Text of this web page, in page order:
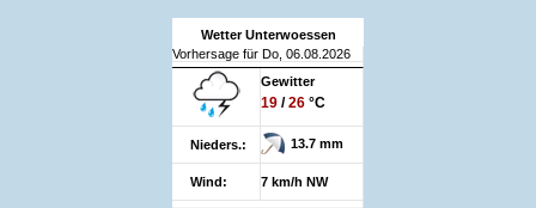
Wetter Unterwoessen
Vorhersage für Do, 06.08.2026
Gewitter
19 /26 °C
Nieders.: 13.7 mm
Wind: 7 km/h NW